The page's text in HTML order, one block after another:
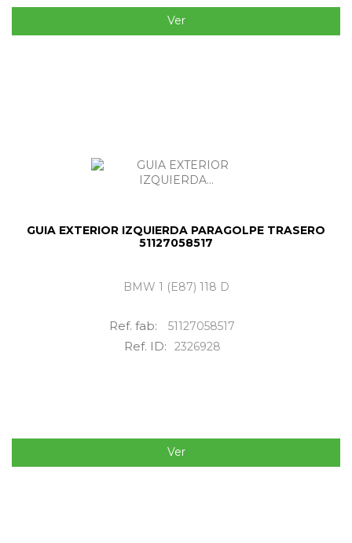
Ver
GUIA EXTERIOR IZQUIERDA PARAGOLPE TRASERO
51127058517
BMW 1 (E87) 118 D
Ref. fab: 51127058517
Ref. ID: 2326928
Ver